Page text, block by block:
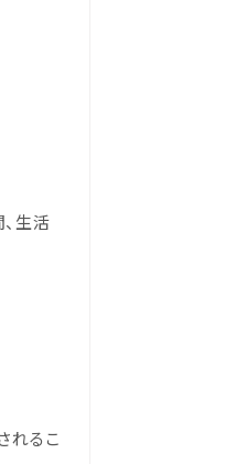
生活
れるこ